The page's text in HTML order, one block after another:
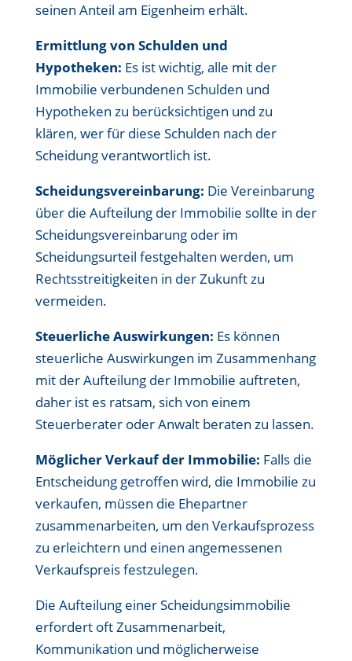
seinen Anteil am Eigenheim erhält.
Ermittlung von Schulden und
Hypotheken: Es ist wichtig, alle mit der
Immobilie verbundenen Schulden und
Hypotheken zu berücksichtigen und zu
klären, wer für diese Schulden nach der
Scheidung verantwortlich ist.
Scheidungsvereinbarung: Die Vereinbarung
über die Aufteilung der Immobilie sollte in der
Scheidungsvereinbarung oder im
Scheidungsurteil festgehalten werden, um
Rechtsstreitigkeiten in der Zukunft zu
vermeiden.
Steuerliche Auswirkungen: Es können
steuerliche Auswirkungen im Zusammenhang
mit der Aufteilung der Immobilie auftreten,
daher ist es ratsam, sich von einem
Steuerberater oder Anwalt beraten zu lassen.
Möglicher Verkauf der Immobilie: Falls die
Entscheidung getroffen wird, die Immobilie zu
verkaufen, müssen die Ehepartner
zusammenarbeiten, um den Verkaufsprozess
zu erleichtern und einen angemessenen
Verkaufspreis festzulegen.
Die Aufteilung einer Scheidungsimmobilie
erfordert oft Zusammenarbeit,
Kommunikation und möglicherweise